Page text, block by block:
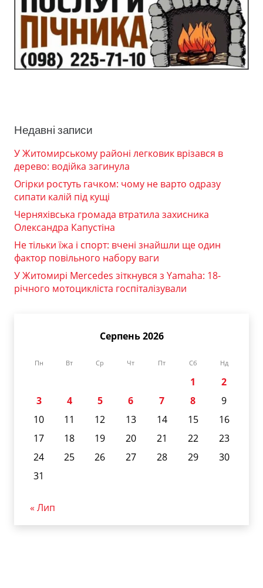
Недавні записи
У Житомирському районі легковик врізався в
дерево: водійка загинула
Огірки ростуть гачком: чому не варто одразу
сипати калій під кущі
Черняхівська громада втратила захисника
Олександра Капустіна
Не тільки їжа і спорт: вчені знайшли ще один
фактор повільного набору ваги
У Житомирі Mercedes зіткнувся з Yamaha: 18-
річного мотоцикліста госпіталізували
Серпень 2026
Пн Вт Ср Чт Пт Сб Нд
1
2
3
4 5 6 7 8
9
10
11 12 13 14 15
16
17
18 19 20 21 22
23
24
25 26 27 28 29
30
31
« Лип